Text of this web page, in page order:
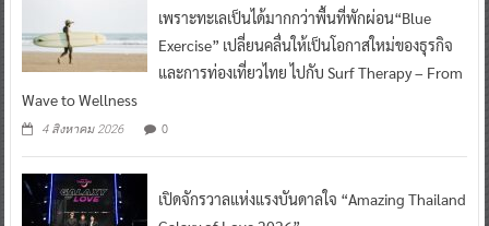
เพราะทะเลเป็นได้มากกว่าพื้นที่พักผ่อน“Blue
Exercise” เปลี่ยนคลื่นให้เป็นโอกาสใหม่ของธุรกิจ
และการท่องเที่ยวไทย ไปกับ Surf Therapy – From
Wave to Wellness
4 สิงหาคม 2026 0
เปิดจักรวาลแห่งแรงบันดาลใจ “Amazing Thailand